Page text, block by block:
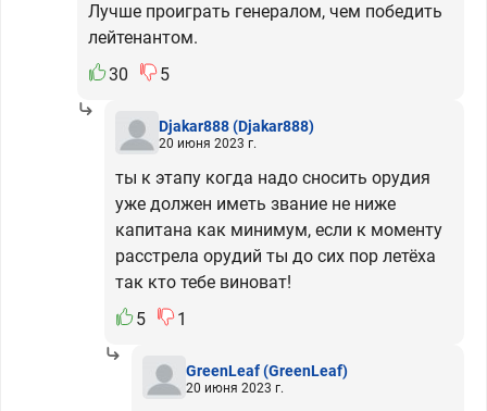
Лучше проиграть генералом, чем победить
лейтенантом.
30
5
Djakar888(Djakar888)
20 июня 2023 г.
ты к этапу когда надо сносить орудия
уже должен иметь звание не ниже
капитана как минимум, если к моменту
расстрела орудий ты до сих пор летёха
так кто тебе виноват!
5
1
GreenLeaf(GreenLeaf)
20 июня 2023 г.